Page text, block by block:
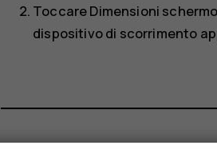
ToccareDimensioni schermo
dispositivo di scorrimento